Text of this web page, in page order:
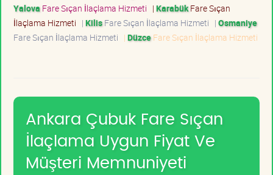
Yalova Fare Sıçan İlaçlama Hizmeti | KarabükFare Sıçan
İlaçlama Hizmeti | KilisFare Sıçan İlaçlama Hizmeti | Osmaniye
Fare Sıçan İlaçlama Hizmeti | DüzceFare Sıçan İlaçlama Hizmeti
Ankara Çubuk Fare Sıçan
İlaçlama Uygun Fiyat Ve
Müşteri Memnuniyeti